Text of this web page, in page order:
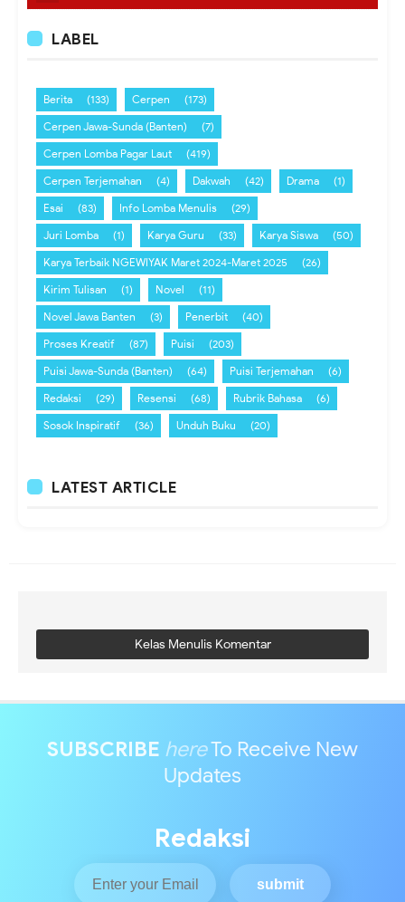
LABEL
Berita (133) Cerpen
(173)
Cerpen Jawa-Sunda (Banten)
(7)
Cerpen Lomba Pagar Laut
(419)
Cerpen Terjemahan
(4) Dakwah (42) Drama
(1)
Esai
(83) Info Lomba Menulis
(29)
Juri Lomba
(1) Karya Guru (33) Karya Siswa
(50)
Karya Terbaik NGEWIYAK Maret 2024-Maret 2025
(26)
Kirim Tulisan
(1) Novel
(11)
Novel Jawa Banten
(3) Penerbit
(40)
Proses Kreatif
(87) Puisi
(203)
Puisi Jawa-Sunda (Banten)
(64) Puisi Terjemahan
(6)
Redaksi
(29) Resensi (68) Rubrik Bahasa
(6)
Sosok Inspiratif
(36) Unduh Buku (20)
LATEST ARTICLE
Kelas Menulis Komentar
SUBSCRIBE hereTo Receive New
Updates
Redaksi